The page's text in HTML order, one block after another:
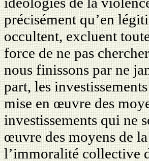
précisément qu’en
occultent, excluent
force de ne pas
nous finissons par ne
part, les
mise en œuvre des
investissements qui ne
œuvre des moyens de
l’immoralité collective